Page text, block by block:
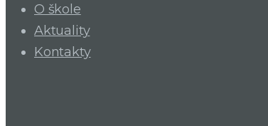
O škole
Aktuality
Kontakty